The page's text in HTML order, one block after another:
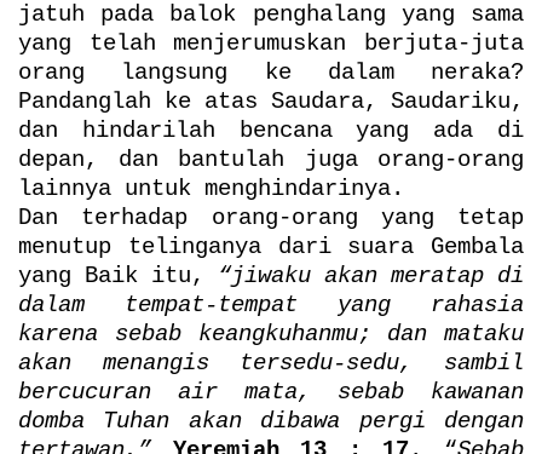
jatuh pada balok penghalang yang sama
yang telah menjerumuskan berjuta-juta
orang langsung ke dalam neraka?
Pandanglah ke atas Saudara, Saudariku,
dan hindarilah bencana yang ada di
depan, dan bantulah juga orang-orang
lainnya untuk menghindarinya.
Dan terhadap orang-orang yang tetap
menutup telinganya dari suara Gembala
yang Baik itu, “jiwaku akan meratap di
dalam tempat-tempat yang rahasia
karena sebab keangkuhanmu; dan mataku
akan menangis tersedu-sedu, sambil
bercucuran air mata, sebab kawanan
domba Tuhan akan dibawa pergi dengan